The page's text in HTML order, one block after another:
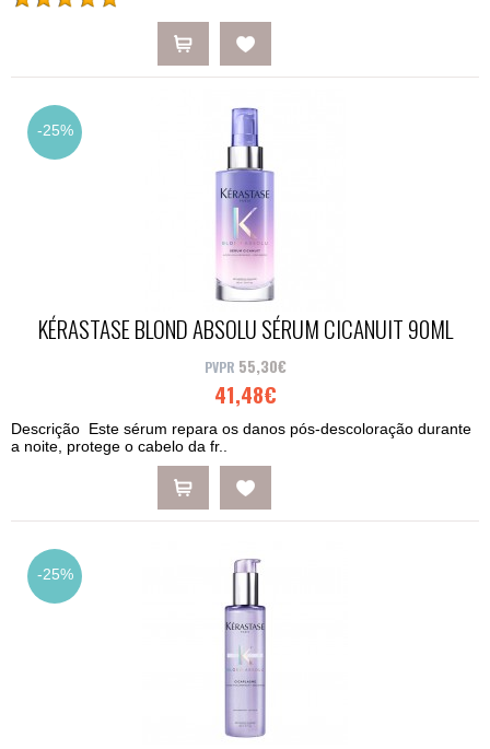
-25%
KÉRASTASE BLOND ABSOLU SÉRUM CICANUIT 90ML
55,30€
41,48€
Descrição Este sérum repara os danos pós-descoloração durante
a noite, protege o cabelo da fr..
-25%